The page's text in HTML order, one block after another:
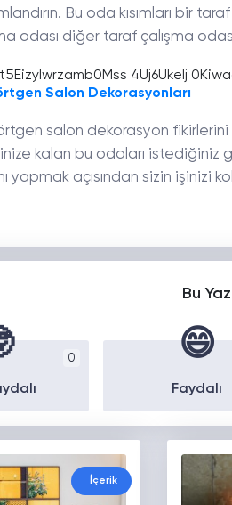
Bu oda kısımları bir
odası diğer taraf çalışma
Salon Dekorasyonları
salon dekorasyon fikirlerini
kalan bu odaları istediğiniz
yapmak açısından sizin işinizi
Bu
0 😄
Faydalı
İçerik